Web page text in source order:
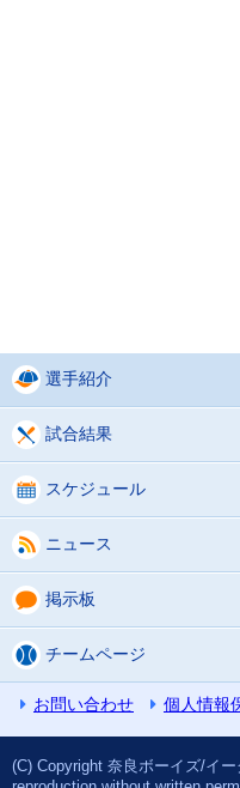
選手紹介
試合結果
スケジュール
ニュース
掲示板
チームページ
お問い合わせ 個人情報
(C) Copyright 奈良ボーイズ/イ